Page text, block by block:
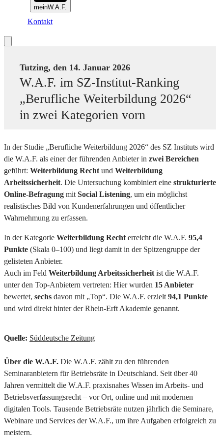
meinW.A.F.
Kontakt
Tutzing, den 14. Januar 2026
W.A.F. im SZ-Institut-Ranking
„Berufliche Weiterbildung 2026“
in zwei Kategorien vorn
In der Studie „Berufliche Weiterbildung 2026“ des SZ Instituts wird
die W.A.F. als einer der führenden Anbieter in zwei Bereichen
geführt: Weiterbildung Recht und Weiterbildung
Arbeitssicherheit. Die Untersuchung kombiniert eine strukturierte
Online-Befragung mit Social Listening, um ein möglichst
realistisches Bild von Kundenerfahrungen und öffentlicher
Wahrnehmung zu erfassen.
In der Kategorie Weiterbildung Recht erreicht die W.A.F. 95,4
Punkte (Skala 0–100) und liegt damit in der Spitzengruppe der
gelisteten Anbieter.
Auch im Feld Weiterbildung Arbeitssicherheit ist die W.A.F.
unter den Top-Anbietern vertreten: Hier wurden 15 Anbieter
bewertet, sechs davon mit „Top“. Die W.A.F. erzielt 94,1 Punkte
und wird direkt hinter der Rhein-Erft Akademie genannt.
Quelle: Süddeutsche Zeitung
Über die W.A.F. Die W.A.F. zählt zu den führenden
Seminaranbietern für Betriebsräte in Deutschland. Seit über 40
Jahren vermittelt die W.A.F. praxisnahes Wissen im Arbeits- und
Betriebsverfassungsrecht – vor Ort, online und mit modernen
digitalen Tools. Tausende Betriebsräte nutzen jährlich die Seminare,
Webinare und Services der W.A.F., um ihre Aufgaben erfolgreich zu
meistern.